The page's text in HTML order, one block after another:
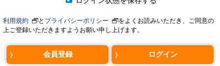
利用規約 と プライバシーポリシー
をよくお読みいただき、ご同意の
上ご登録いただきますようお願い申し上げます。